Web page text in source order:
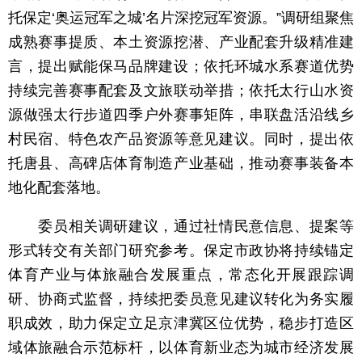
托保定‘奥运冠军之城’名片深挖冠军资源。”调研组聚焦
成熟赛事提质、本土资源挖潜、产业配套升级精准建
言，提出赋能保马品牌建设；依托环城水系赛道优势
持续完善赛事配套及文旅联动举措；依托太行山水资
源做强太行步道四季户外赛事矩阵，串联盘活沿线乡
村民宿、特色农产品资源等意见建议。同时，提出依
托唐县、高碑店体育制造产业基础，推动赛事装备本
地化配套落地。
委员相关调研建议，通过社情民意信息、提案等
形式转交有关部门研究参考。保定市政协将持续锚定
体育产业与体旅融合发展重点，常态化开展跟踪调
研、协商式监督，持续把委员意见建议转化为务实履
职成效，助力保定立足京津冀区位优势，稳步打造区
域体旅融合示范标杆，以体育新业态为城市经济发展